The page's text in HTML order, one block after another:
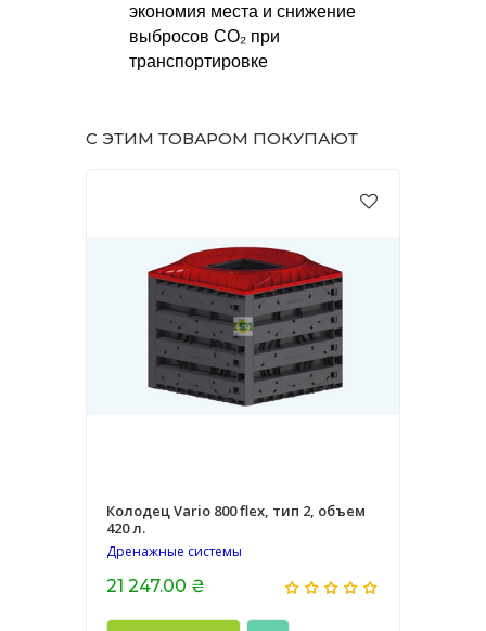
экономия места и снижение
выбросов CO₂ при
транспортировке
С ЭТИМ ТОВАРОМ ПОКУПАЮТ
Колодец Vario 800 flex, тип 2, объем
420 л.
Дренажные системы
21 247.00 ₴